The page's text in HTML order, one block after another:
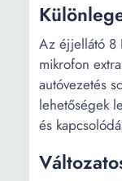
Az éjjellátó 8
mikrofon
autóvezetés
lehetőségek
és